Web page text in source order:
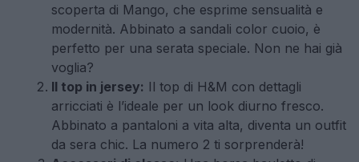
scoperta di Mango, che esprime sensualità e
modernità. Abbinato a sandali color cuoio, è
perfetto per una serata speciale. Non ne hai già
voglia?
Il top in jersey: Il top di H&M con dettagli
arricciati è l’ideale per un look diurno fresco.
Abbinato a pantaloni a vita alta, diventa un outfit
da sera chic. La numero 2 ti sorprenderà!